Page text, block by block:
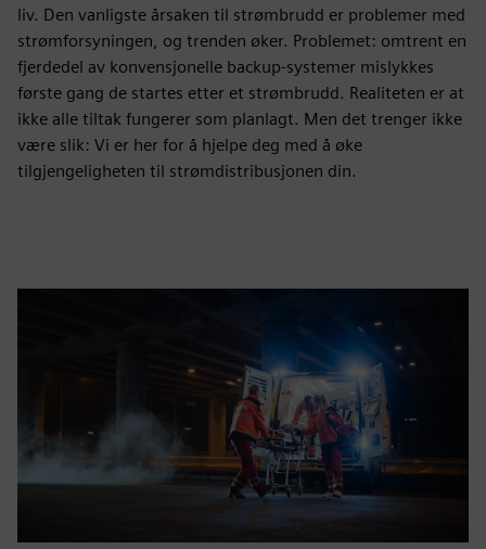
liv. Den vanligste årsaken til strømbrudd er problemer med
strømforsyningen, og trenden øker. Problemet: omtrent en
fjerdedel av konvensjonelle backup-systemer mislykkes
første gang de startes etter et strømbrudd. Realiteten er at
ikke alle tiltak fungerer som planlagt. Men det trenger ikke
være slik: Vi er her for å hjelpe deg med å øke
tilgjengeligheten til strømdistribusjonen din.